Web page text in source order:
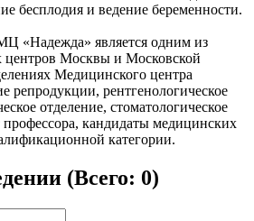
бесплодия и ведение беременности.
«Надежда» является одним из
Москвы и Московской
Медицинского центра
репродукции, рентгенологическое
отделение, стоматологическое
профессора, кандидаты медицинских
категории.
(Всего: 0)